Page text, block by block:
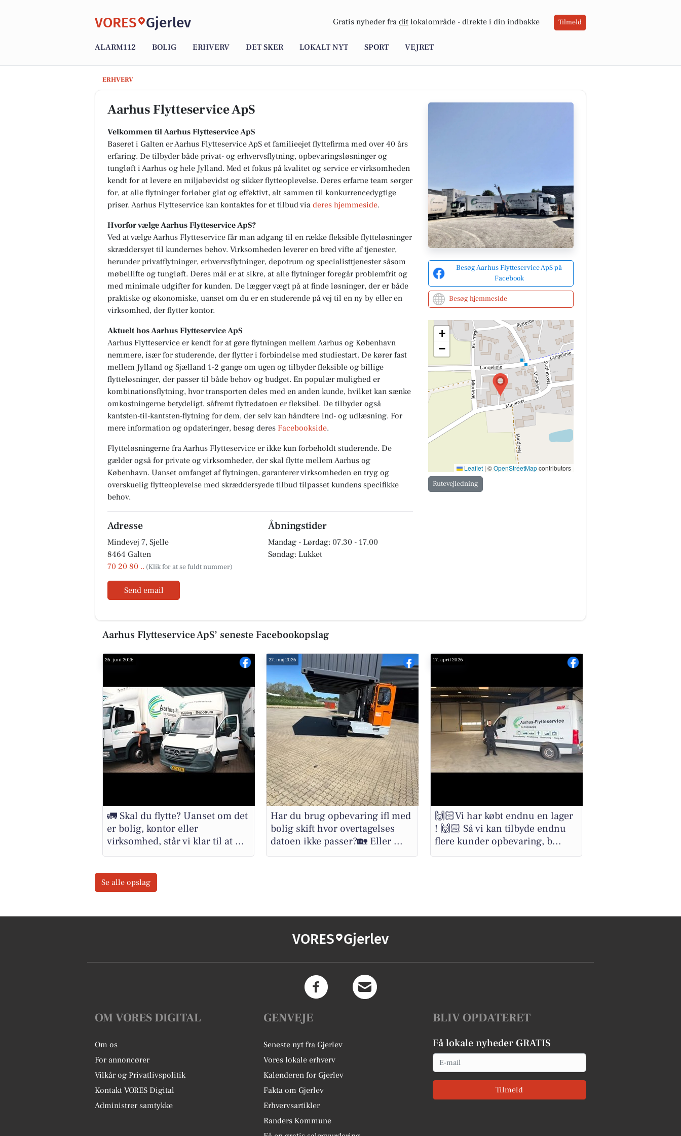
VORES Gjerlev Gratis nyheder fra dit lokalområde - direkte i din indbakke Tilmeld
ALARM112 BOLIG ERHVERV DET SKER LOKALT NYT SPORT VEJRET
ERHVERV
Aarhus Flytteservice ApS
Aarhus Flytteservice ApS
Velkommen til Aarhus Flytteservice ApS
Baseret i Galten er Aarhus Flytteservice ApS et familieejet flyttefirma med over 40 års
erfaring. De tilbyder både privat- og erhvervsflytning, opbevaringsløsninger og
tungløft i Aarhus og hele Jylland. Med et fokus på kvalitet og service er virksomheden
kendt for at levere en miljøbevidst og sikker flytteoplevelse. Deres erfarne team sørger
for, at alle flytninger forløber glat og effektivt, alt sammen til konkurrencedygtige
priser. Aarhus Flytteservice kan kontaktes for et tilbud via deres hjemmeside.
Hvorfor vælge Aarhus Flytteservice ApS?
Ved at vælge Aarhus Flytteservice får man adgang til en række fleksible flytteløsninger
skræddersyet til kundernes behov. Virksomheden leverer en bred vifte af tjenester,
herunder privatflytninger, erhvervsflytninger, depotrum og specialisttjenester såsom
møbellifte og tungløft. Deres mål er at sikre, at alle flytninger foregår problemfrit og
med minimale udgifter for kunden. De lægger vægt på at finde løsninger, der er både
praktiske og økonomiske, uanset om du er en studerende på vej til en ny by eller en
virksomhed, der flytter kontor.
Aktuelt hos Aarhus Flytteservice ApS
Aarhus Flytteservice er kendt for at gøre flytningen mellem Aarhus og København
nemmere, især for studerende, der flytter i forbindelse med studiestart. De kører fast
mellem Jylland og Sjælland 1-2 gange om ugen og tilbyder fleksible og billige
flytteløsninger, der passer til både behov og budget. En populær mulighed er
kombinationsflytning, hvor transporten deles med en anden kunde, hvilket kan sænke
omkostningerne betydeligt, såfremt flyttedatoen er fleksibel. De tilbyder også
kantsten-til-kantsten-flytning for dem, der selv kan håndtere ind- og udlæsning. For
mere information og opdateringer, besøg deres Facebookside.
Flytteløsningerne fra Aarhus Flytteservice er ikke kun forbeholdt studerende. De
gælder også for private og virksomheder, der skal flytte mellem Aarhus og
København. Uanset omfanget af flytningen, garanterer virksomheden en tryg og
overskuelig flytteoplevelse med skræddersyede tilbud tilpasset kundens specifikke
behov.
Adresse
Mindevej 7, Sjelle
8464 Galten
70 20 80 ..
Send email
Åbningstider
Mandag - Lørdag: 07.30 - 17.00
Søndag: Lukket
Besøg Aarhus Flytteservice ApS på
Facebook
Besøg hjemmeside
+
−
Leaflet | ©OpenStreetMapcontributors
Rutevejledning
Aarhus Flytteservice ApS’ seneste Facebookopslag
26. juni 2026
🚛 Skal du flytte? Uanset om det
er bolig, kontor eller
virksomhed, står vi klar til at ...
27. maj 2026
Har du brug opbevaring ifl med
bolig skift hvor overtagelses
datoen ikke passer?🏡 Eller ...
17. april 2026
🙌🏻Vi har købt endnu en lager
! 🙌🏻 Så vi kan tilbyde endnu
flere kunder opbevaring, b...
Se alle opslag
VORES Gjerlev
OM VORES DIGITAL
Om os
For annoncører
Vilkår og Privatlivspolitik
Kontakt VORES Digital
Administrer samtykke
GENVEJE
Seneste nyt fra Gjerlev
Vores lokale erhverv
Kalenderen for Gjerlev
Fakta om Gjerlev
Erhvervsartikler
Randers Kommune
BLIV OPDATERET
Få lokale nyheder GRATIS
Email
Tilmeld